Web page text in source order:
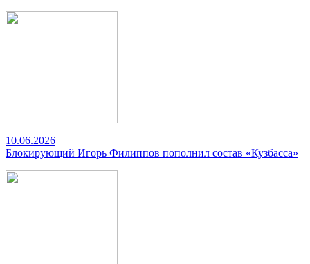
10.06.2026
Блокирующий Игорь Филиппов пополнил состав «Кузбасса»